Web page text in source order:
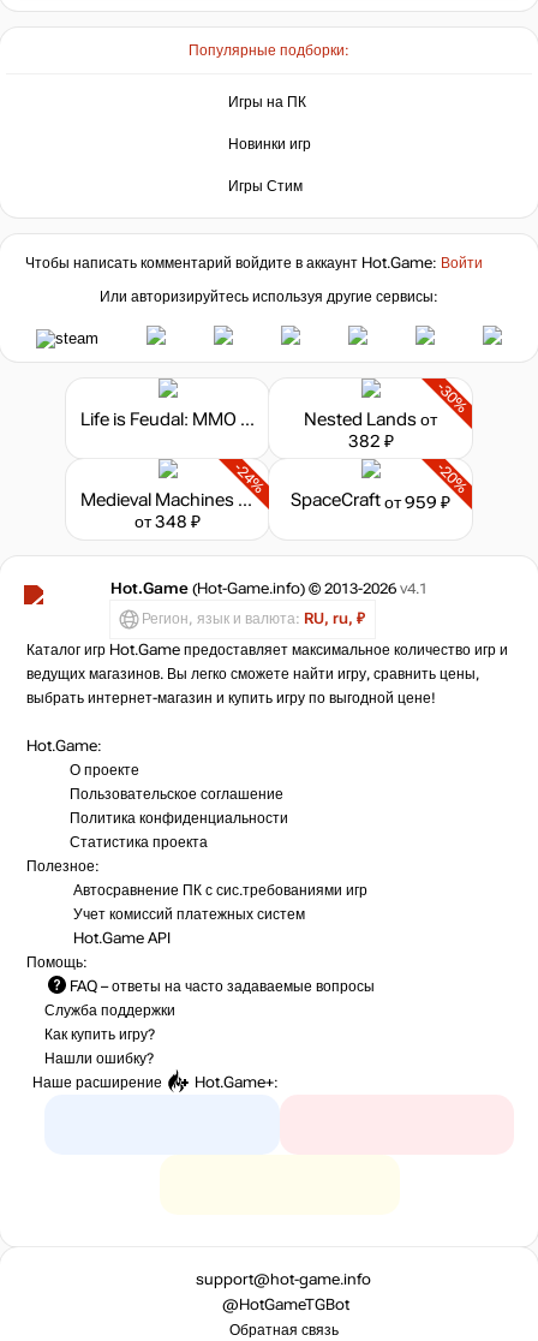
Популярные подборки:
Игры на ПК
Новинки игр
Игры Стим
Чтобы написать комментарий войдите в аккаунт Hot.Game: Войти
Или авторизируйтесь используя другие сервисы:
Life is Feudal: MMO - Pagan Starter Pack
-30%
Nested Landsот
382 ₽
-24%
Medieval Machines Builder
от 348 ₽
-20%
SpaceCraftот 959 ₽
Hot.Game (Hot-Game.info) © 2013-2026 v4.1
Регион, язык и валюта: RU, ru, ₽
Каталог игр Hot.Game предоставляет максимальное количество игр и
ведущих магазинов. Вы легко сможете найти игру, сравнить цены,
выбрать интернет-магазин и купить игру по выгодной цене!
Hot.Game:
О проекте
Пользовательское соглашение
Политика конфиденциальности
Статистика проекта
Полезное:
Автосравнение ПК с сис.требованиями игр
Учет комиссий платежных систем
Hot.Game API
Помощь:
FAQ – ответы на часто задаваемые вопросы
Служба поддержки
Как купить игру?
Нашли ошибку?
Наше расширение
Hot.Game+:
support@hot-game.info
@HotGameTGBot
Обратная связь